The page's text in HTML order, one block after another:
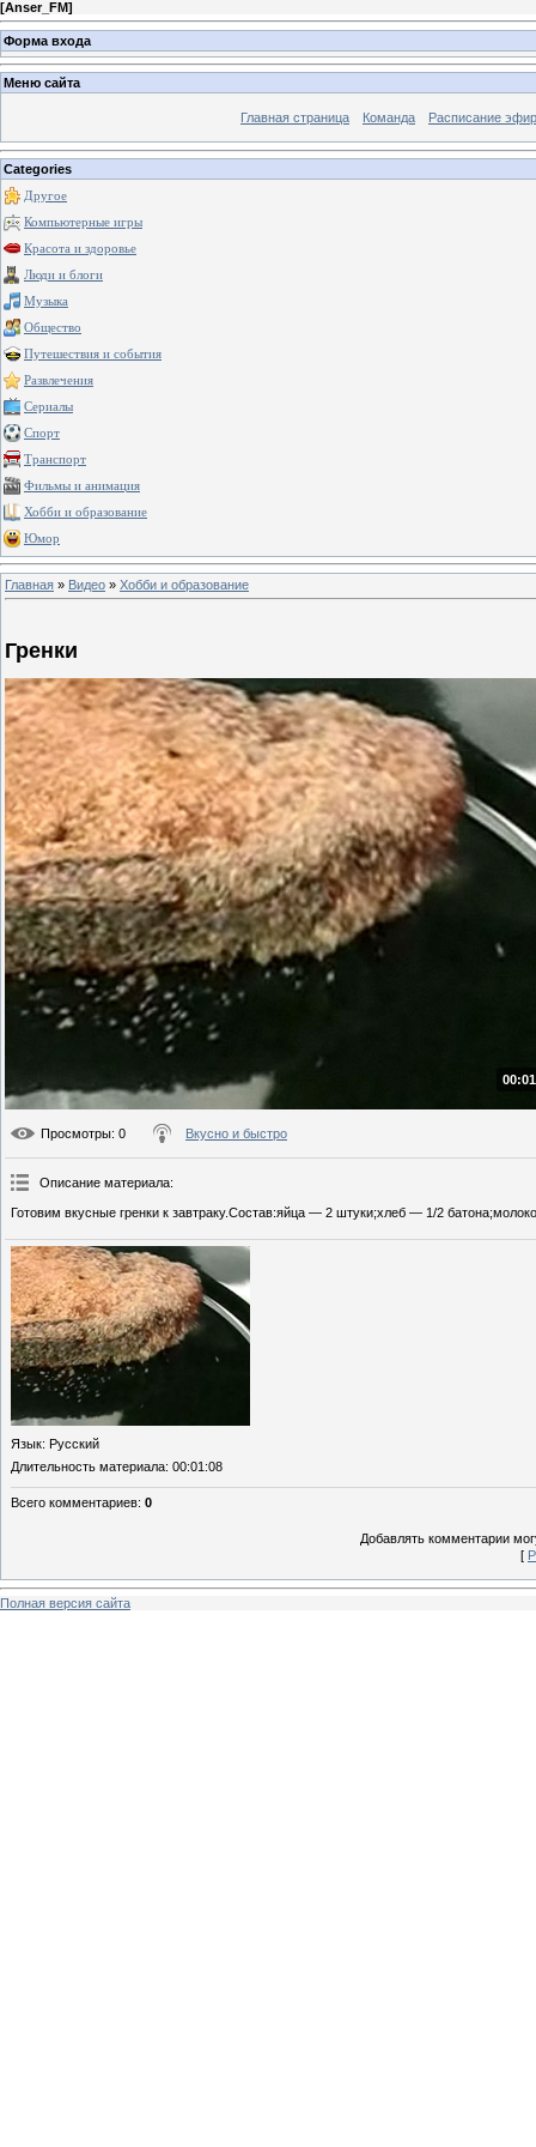
[Anser_FM]
Форма входа
Меню сайта
Главная страница Команда Расписание
Categories
Другое
Компьютерные игры
Красота и здоровье
Люди и блоги
Музыка
Общество
Путешествия и события
Развлечения
Сериалы
Спорт
Транспорт
Фильмы и анимация
Хобби и образование
Юмор
Главная » Видео » Хобби и образование
Гренки
Просмотры: 0 Вкусно и быстро
Описание материала:
Готовим вкусные гренки к завтраку.Состав:яйца — 2 штуки;хлеб — 1/2
Язык: Русский
Длительность материала: 00:01:08
Всего комментариев: 0
Добавлять комментарии
[
Полная версия сайта